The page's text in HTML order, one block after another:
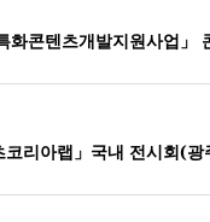
화콘텐츠개발지원사업
리아랩」국내 전시회(